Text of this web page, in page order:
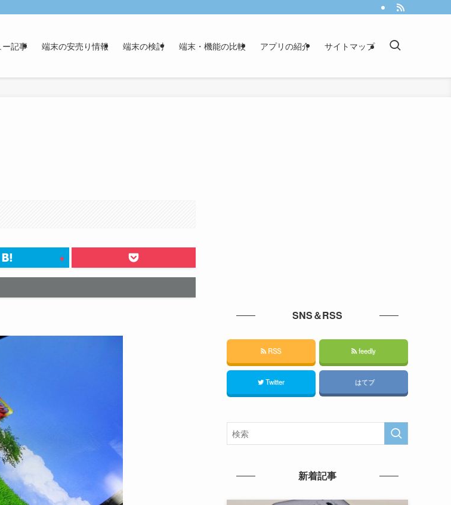
ー記事 端末の安売り情報 端末の検討 端末・機能の比較 アプリの紹介 サイトマップ
SNS＆RSS
RSS feedly
Twitter はてブ
新着記事